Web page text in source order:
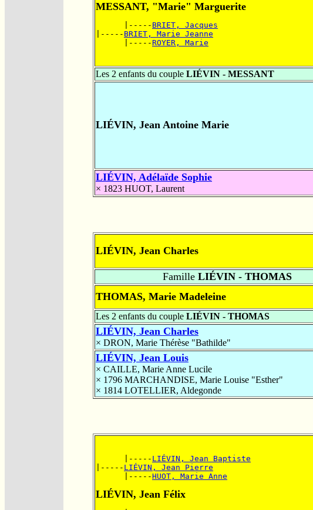
MESSANT, "Marie" Marguerite
      |-----
BRIET, Jacques
|----- BRIET, Marie Jeanne
      |-----
ROYER, Marie
Les 2 enfants du couple LIÉVIN - MESSANT
LIÉVIN, Jean Antoine Marie
LIÉVIN, Adélaïde Sophie
× 1823 HUOT, Laurent
LIÉVIN, Jean Charles
Famille LIÉVIN - THOMAS
THOMAS, Marie Madeleine
Les 2 enfants du couple LIÉVIN - THOMAS
LIÉVIN, Jean Charles
× DRON, Marie Thérèse "Bathilde"
LIÉVIN, Jean Louis
× CAILLE, Marie Anne Lucile
× 1796 MARCHANDISE, Marie Louise "Esther"
× 1814 LOTELLIER, Aldegonde
      |-----
LIÉVIN, Jean Baptiste
|----- LIÉVIN, Jean Pierre
      |-----
HUOT, Marie Anne
LIÉVIN, Jean Félix